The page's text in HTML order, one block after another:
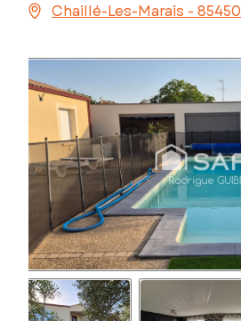
Chaillé-Les-Marais - 85450